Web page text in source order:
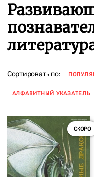
Сортировать по:
АЛФАВИТНЫЙ УКАЗАТЕЛЬ
СКОРО